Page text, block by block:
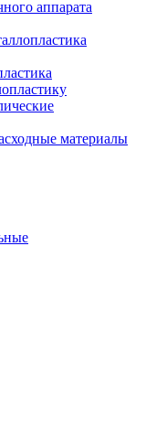
аппарата
материалы